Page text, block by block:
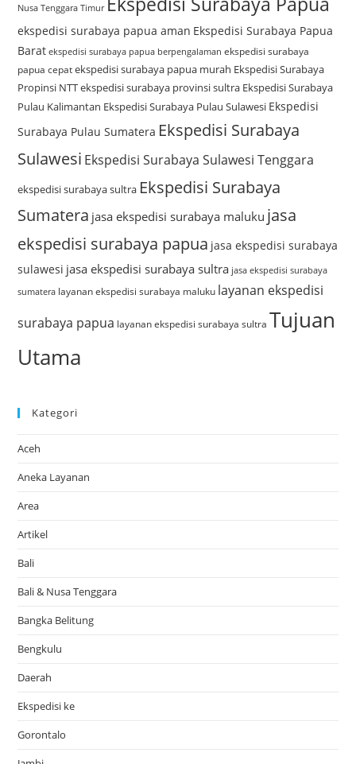
Nusa Tenggara Timur
ekspedisi surabaya papua aman Ekspedisi Surabaya Papua
Barat ekspedisi surabaya papua berpengalaman ekspedisi surabaya
papua cepat ekspedisi surabaya papua murah Ekspedisi Surabaya
Propinsi NTTekspedisi surabaya provinsi sultra Ekspedisi Surabaya
Pulau Kalimantan Ekspedisi Surabaya Pulau Sulawesi Ekspedisi
Surabaya Pulau Sumatera Ekspedisi Surabaya
Sulawesi Ekspedisi Surabaya Sulawesi Tenggara
ekspedisi surabaya sultra Ekspedisi Surabaya
Sumatera jasa ekspedisi surabaya maluku jasa
ekspedisi surabaya papua jasa ekspedisi surabaya
sulawesi jasa ekspedisi surabaya sultra jasa ekspedisi surabaya
sumatera layanan ekspedisi surabaya maluku layanan ekspedisi
surabaya papua layanan ekspedisi surabaya sultra Tujuan
Utama
Kategori
Aceh
Aneka Layanan
Area
Artikel
Bali
Bali & Nusa Tenggara
Bangka Belitung
Bengkulu
Daerah
Ekspedisi ke
Gorontalo